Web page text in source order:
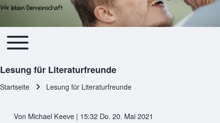
Hauptnavigation
Toggle main menu
Lesung für Literaturfreunde
Startseite Lesung für Literaturfreunde
Von Michael Keeve | 15:32 Do. 20. Mai 2021